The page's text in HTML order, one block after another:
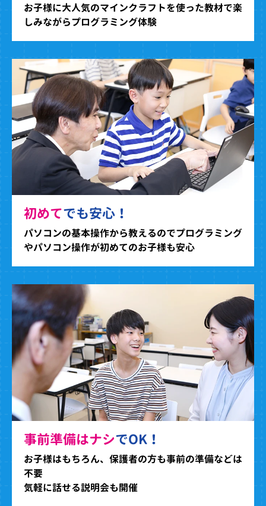
お子様に大人気のマインクラフトを使った教材で楽
しみながらプログラミング体験
初めてでも安心！
パソコンの基本操作から教えるのでプログラミング
やパソコン操作が初めてのお子様も安心
事前準備はナシでOK！
お子様はもちろん、保護者の方も事前の準備などは
不要
気軽に話せる説明会も開催